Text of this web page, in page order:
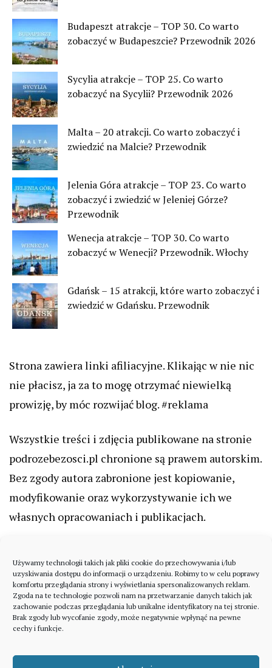
Używamy technologii takich jak pliki cookie do przechowywania i/lub
uzyskiwania dostępu do informacji o urządzeniu. Robimy to w celu poprawy
komfortu przeglądania strony i wyświetlania spersonalizowanych reklam.
Zgoda na te technologie pozwoli nam na przetwarzanie danych takich jak
zachowanie podczas przeglądania lub unikalne identyfikatory na tej stronie.
Brak zgody lub wycofanie zgody, może negatywnie wpłynąć na pewne
cechy i funkcje.
Budapeszt atrakcje – TOP 30. Co warto
zobaczyć w Budapeszcie? Przewodnik 2026
Sycylia atrakcje – TOP 25. Co warto
zobaczyć na Sycylii? Przewodnik 2026
Malta – 20 atrakcji. Co warto zobaczyć i
zwiedzić na Malcie? Przewodnik
Jelenia Góra atrakcje – TOP 23. Co warto
zobaczyć i zwiedzić w Jeleniej Górze?
Przewodnik
Wenecja atrakcje – TOP 30. Co warto
zobaczyć w Wenecji? Przewodnik. Włochy
Gdańsk – 15 atrakcji, które warto zobaczyć i
zwiedzić w Gdańsku. Przewodnik
Strona zawiera linki afiliacyjne. Klikając w nie nic
nie płacisz, ja za to mogę otrzymać niewielką
prowizję, by móc rozwijać blog. #reklama
Wszystkie treści i zdjęcia publikowane na stronie
podrozebezosci.pl chronione są prawem autorskim.
Bez zgody autora zabronione jest kopiowanie,
modyfikowanie oraz wykorzystywanie ich we
własnych opracowaniach i publikacjach.